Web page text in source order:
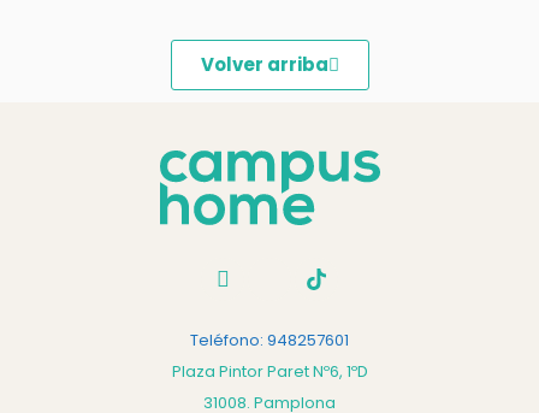
Volver arriba
Teléfono: 948257601
Plaza Pintor Paret Nº6, 1ºD
31008. Pamplona